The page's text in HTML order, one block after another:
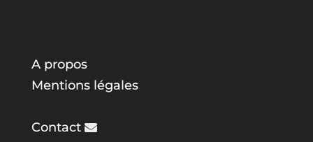
A propos
Mentions légales
Contact